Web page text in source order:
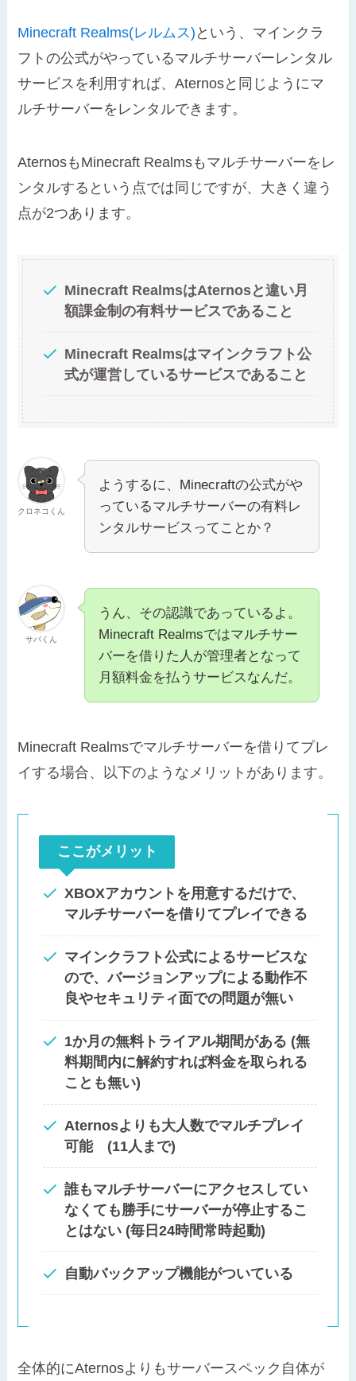
Minecraft Realms(レルムス) という、マインクラ
フトの公式がやっているマルチサーバーレンタル
サービスを利用すれば、Aternosと同じようにマ
ルチサーバーをレンタルできます。
AternosもMinecraft Realmsもマルチサーバーをレ
ンタルするという点では同じですが、大きく違う
点が2つあります。
Minecraft RealmsはAternosと違い月
額課金制の有料サービスであること
Minecraft Realmsはマインクラフト公
式が運営しているサービスであること
クロネコくん
ようするに、Minecraftの公式がや
っているマルチサーバーの有料レ
ンタルサービスってことか？
サバくん
うん、その認識であっているよ。
Minecraft Realmsではマルチサー
バーを借りた人が管理者となって
月額料金を払うサービスなんだ。
Minecraft Realmsでマルチサーバーを借りてプレ
イする場合、以下のようなメリットがあります。
ここがメリット
XBOXアカウントを用意するだけで、
マルチサーバーを借りてプレイできる
マインクラフト公式によるサービスな
ので、バージョンアップによる動作不
良やセキュリティ面での問題が無い
1か月の無料トライアル期間がある (無
料期間内に解約すれば料金を取られる
ことも無い)
Aternosよりも大人数でマルチプレイ
可能 (11人まで)
誰もマルチサーバーにアクセスしてい
なくても勝手にサーバーが停止するこ
とはない (毎日24時間常時起動)
自動バックアップ機能がついている
全体的にAternosよりもサーバースペック自体が